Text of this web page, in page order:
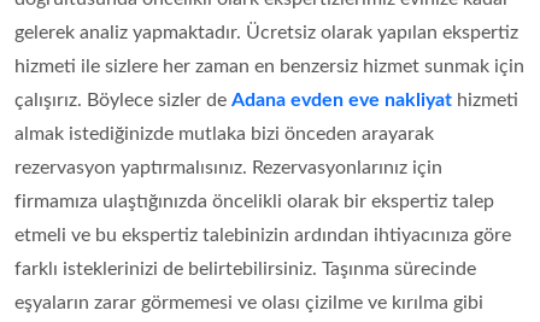
gelerek analiz yapmaktadır. Ücretsiz olarak yapılan ekspertiz
hizmeti ile sizlere her zaman en benzersiz hizmet sunmak için
çalışırız. Böylece sizler de Adana evden eve nakliyat hizmeti
almak istediğinizde mutlaka bizi önceden arayarak
rezervasyon yaptırmalısınız. Rezervasyonlarınız için
firmamıza ulaştığınızda öncelikli olarak bir ekspertiz talep
etmeli ve bu ekspertiz talebinizin ardından ihtiyacınıza göre
farklı isteklerinizi de belirtebilirsiniz. Taşınma sürecinde
eşyaların zarar görmemesi ve olası çizilme ve kırılma gibi